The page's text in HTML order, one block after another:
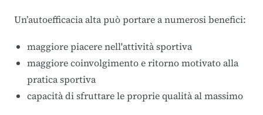
Un’autoefficacia alta può portare a numerosi benefici:
maggiore piacere nell'attività sportiva
maggiore coinvolgimento e ritorno motivato alla
pratica sportiva
capacità di sfruttare le proprie qualità al massimo